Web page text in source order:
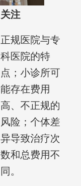
关注
正规医院与专
科医院的特
点；小诊所可
能存在费用
高、不正规的
风险；个体差
异导致治疗次
数和总费用不
同。